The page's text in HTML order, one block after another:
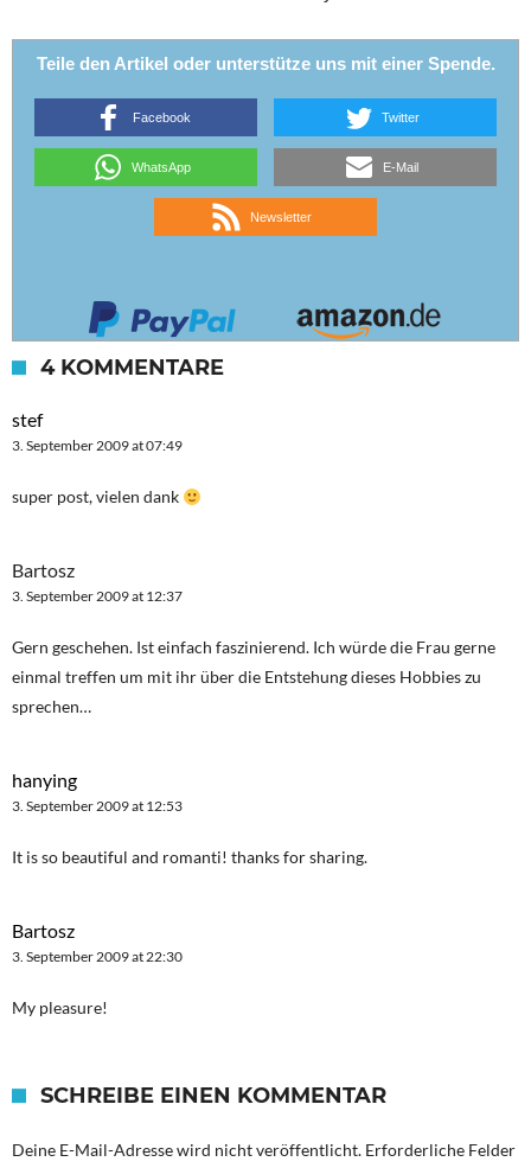
Teile den Artikel oder unterstütze uns mit einer Spende.
Facebook Twitter
WhatsApp E-Mail
Newsletter
4 KOMMENTARE
stef
3. September 2009 at 07:49
super post, vielen dank
Bartosz
3. September 2009 at 12:37
Gern geschehen. Ist einfach faszinierend. Ich würde die Frau gerne
einmal treffen um mit ihr über die Entstehung dieses Hobbies zu
sprechen…
hanying
3. September 2009 at 12:53
It is so beautiful and romanti! thanks for sharing.
Bartosz
3. September 2009 at 22:30
My pleasure!
SCHREIBE EINEN KOMMENTAR
Deine E-Mail-Adresse wird nicht veröffentlicht. Erforderliche Felder